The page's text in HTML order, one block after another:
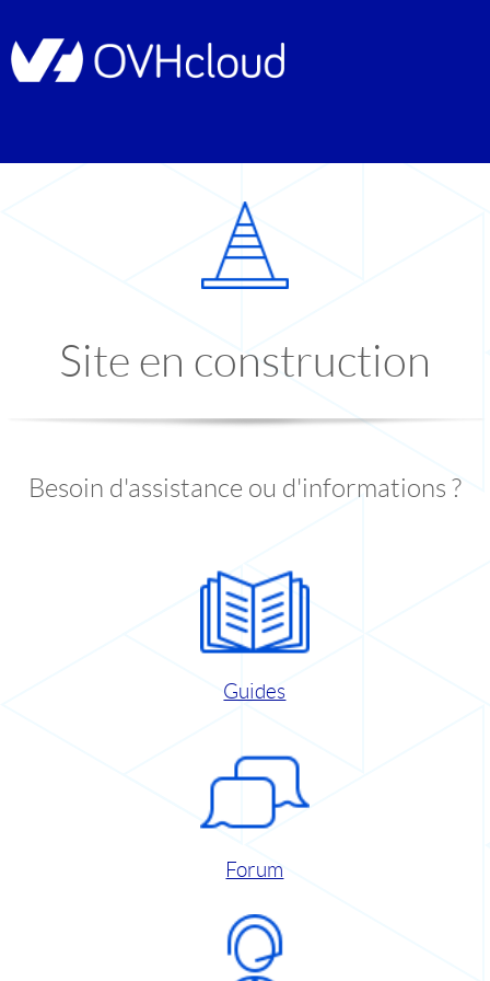
Site en construction
Besoin d'assistance ou d'informations ?
Guides
Forum